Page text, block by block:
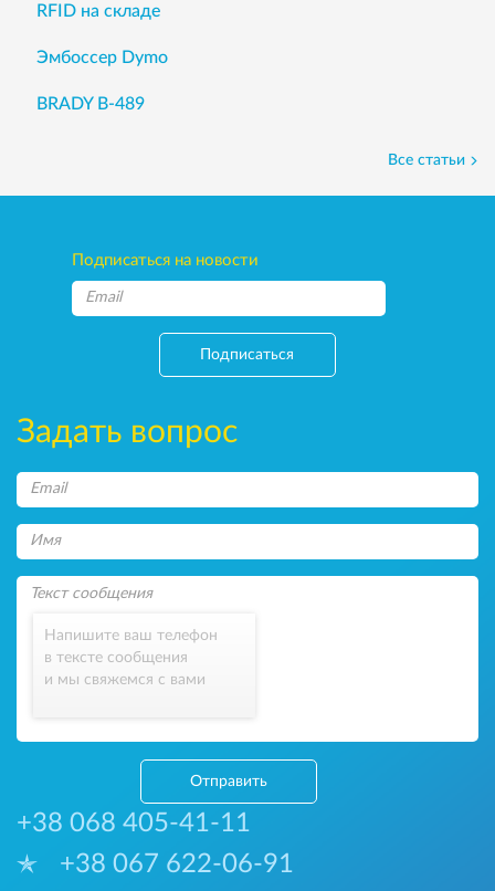
RFID на складе
Эмбоссер Dymo
BRADY B-489
Все статьи
Подписаться на новости
Подписаться
Задать вопрос
Напишите ваш телефон
в тексте сообщения
и мы свяжемся с вами
Отправить
+38 068 405-41-11
+38 067 622-06-91